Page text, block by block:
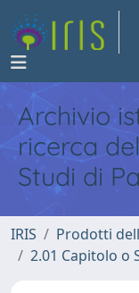
Archivio
ricerca
Studi di
IRIS Prodotti
2.01 Capitolo o